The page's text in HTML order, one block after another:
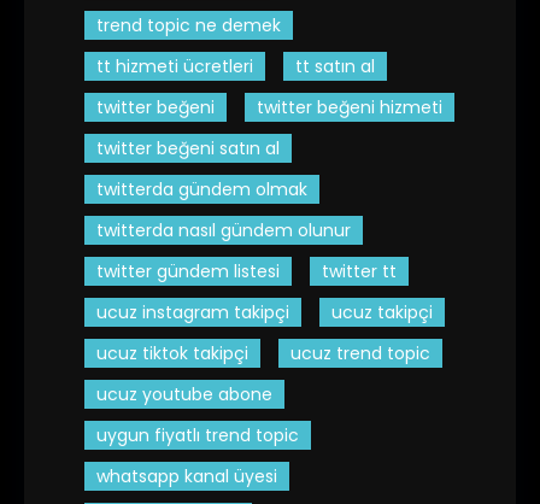
trend topic ne demek
tt hizmeti ücretleri
tt satın al
twitter beğeni
twitter beğeni hizmeti
twitter beğeni satın al
twitterda gündem olmak
twitterda nasıl gündem olunur
twitter gündem listesi
twitter tt
ucuz instagram takipçi
ucuz takipçi
ucuz tiktok takipçi
ucuz trend topic
ucuz youtube abone
uygun fiyatlı trend topic
whatsapp kanal üyesi